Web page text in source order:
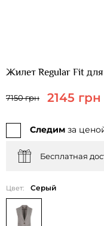
Жилет Regular Fit
7150 грн 2145 грн
Следим за
Бесплатная
Цвет: Серый